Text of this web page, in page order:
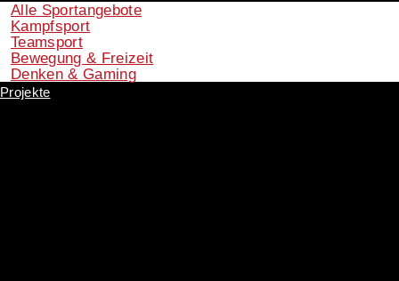
Alle Sportangebote
Kampfsport
Teamsport
Bewegung & Freizeit
Denken & Gaming
Projekte